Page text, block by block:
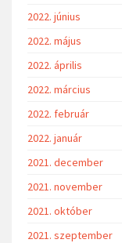
2022. június
2022. május
2022. április
2022. március
2022. február
2022. január
2021. december
2021. november
2021. október
2021. szeptember